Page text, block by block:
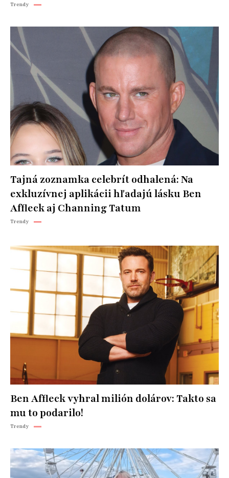
Trendy
Tajná zoznamka celebrít odhalená: Na
exkluzívnej aplikácii hľadajú lásku Ben
Affleck aj Channing Tatum
Trendy
Ben Affleck vyhral milión dolárov: Takto sa
mu to podarilo!
Trendy